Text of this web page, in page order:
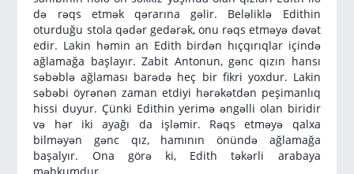
də rəqs etmək qərarına gəlir. Beləliklə Edithin
oturduğu stola qədər gedərək, onu rəqs etməyə dəvət
edir. Lakin həmin an Edith birdən hıçqırıqlar içində
ağlamağa başlayır. Zabit Antonun, gənc qızın hansı
səbəblə ağlaması barədə heç bir fikri yoxdur. Lakin
səbəbi öyrənən zaman etdiyi hərəkətdən peşimanlıq
hissi duyur. Çünki Edithin yerimə əngəlli olan biridir
və hər iki ayağı da işləmir. Rəqs etməyə qalxa
bilməyən gənc qız, hamının önündə ağlamağa
başalyır. Ona görə ki, Edith təkərli arabaya